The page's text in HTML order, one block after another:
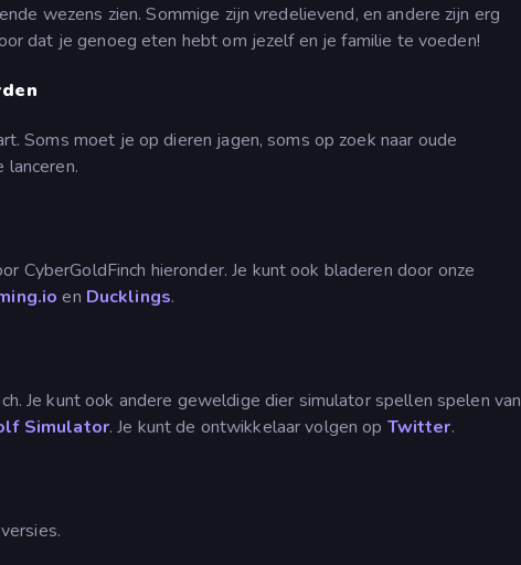
wezens zien. Sommige zijn vredelievend, en andere zijn erg
dat je genoeg eten hebt om jezelf en je familie te voeden!
Soms moet je op dieren jagen, soms op zoek naar oude
lanceren.
CyberGoldFinch hieronder. Je kunt ook bladeren door onze
en Ducklings.
Je kunt ook andere geweldige dier simulator spellen spelen van
Simulator. Je kunt de ontwikkelaar volgen op Twitter.